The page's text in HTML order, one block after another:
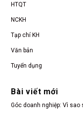
HTQT
NCKH
Tạp chí KH
Văn bản
Tuyển dụng
Bài viết mới
Góc doanh nghiệp: Vì sao